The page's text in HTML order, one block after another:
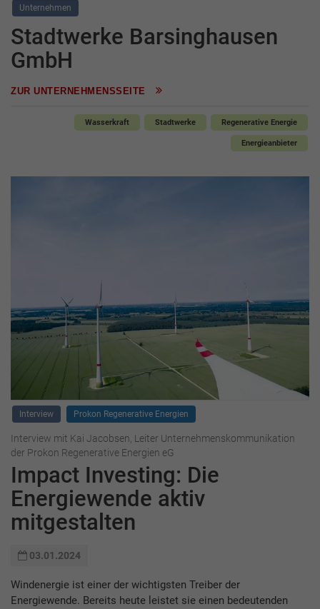
Unternehmen
Stadtwerke Barsinghausen
GmbH
ZUR UNTERNEHMENSSEITE
Wasserkraft Stadtwerke Regenerative Energie
Energieanbieter
Interview Prokon Regenerative Energien
Interview mit Kai Jacobsen, Leiter Unternehmenskommunikation
der Prokon Regenerative Energien eG
Impact Investing: Die
Energiewende aktiv
mitgestalten
03.01.2024
Windenergie ist einer der wichtigsten Treiber der
Energiewende. Bereits heute leistet sie einen bedeutenden